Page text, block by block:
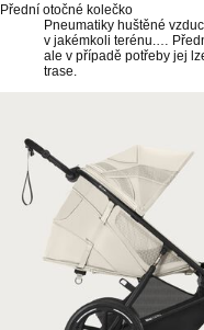
Přední otočné kolečko
Pneumatiky huštěné
v jakémkoli terénu.…
ale v případě potřeby jej
trase.